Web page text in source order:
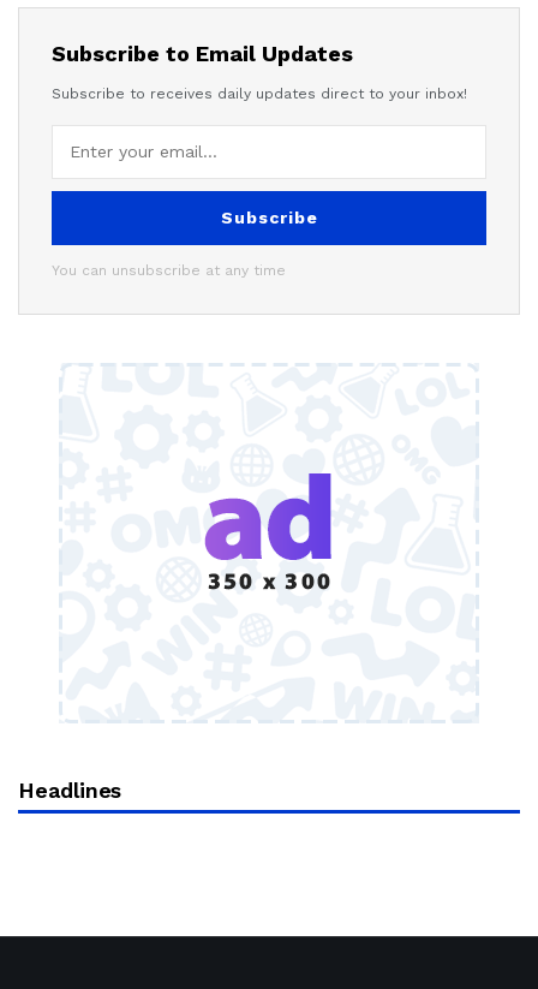
Subscribe to Email Updates
Subscribe to receives daily updates direct to your inbox!
Subscribe
You can unsubscribe at any time
Headlines